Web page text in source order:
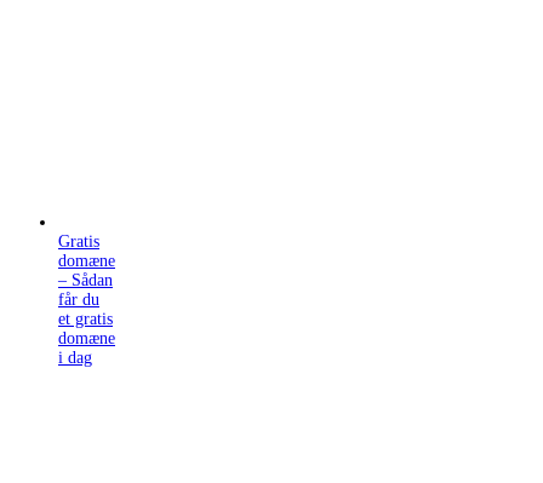
Gratis
domæne
– Sådan
får du
et gratis
domæne
i dag